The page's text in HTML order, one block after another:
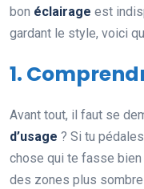
bon éclairage est
gardant le style, voici
1.
Avant tout, il faut se
d’usage ? Si tu
chose qui te fasse
des zones plus